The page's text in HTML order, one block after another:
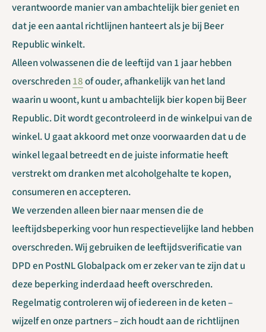
verantwoorde manier van ambachtelijk bier geniet en
dat je een aantal richtlijnen hanteert als je bij Beer
Republic winkelt.
Alleen volwassenen die de leeftijd van 1 jaar hebben
overschreden18of ouder, afhankelijk van het land
waarin u woont, kunt u ambachtelijk bier kopen bij Beer
Republic. Dit wordt gecontroleerd in de winkelpui van de
winkel. U gaat akkoord met onze voorwaarden dat u de
winkel legaal betreedt en de juiste informatie heeft
verstrekt om dranken met alcoholgehalte te kopen,
consumeren en accepteren.
We verzenden alleen bier naar mensen die de
leeftijdsbeperking voor hun respectievelijke land hebben
overschreden. Wij gebruiken de leeftijdsverificatie van
DPD en PostNL Globalpack om er zeker van te zijn dat u
deze beperking inderdaad heeft overschreden.
Regelmatig controleren wij of iedereen in de keten –
wijzelf en onze partners – zich houdt aan de richtlijnen